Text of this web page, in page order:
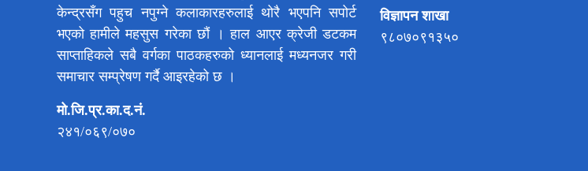
केन्द्रसँग पहुच नपुग्ने कलाकारहरुलाई थोरै भएपनि सपोर्ट
भएको हामीले महसुस गरेका छौं । हाल आएर क्रेजी डटकम
साप्ताहिकले सबै वर्गका पाठकहरुको ध्यानलाई मध्यनजर गरी
समाचार सम्प्रेषण गर्दै आइरहेको छ ।
मो.जि.प्र.का.द.नं.
२४१/०६९/०७०
विज्ञापन शाखा
९८०७०९१३५०